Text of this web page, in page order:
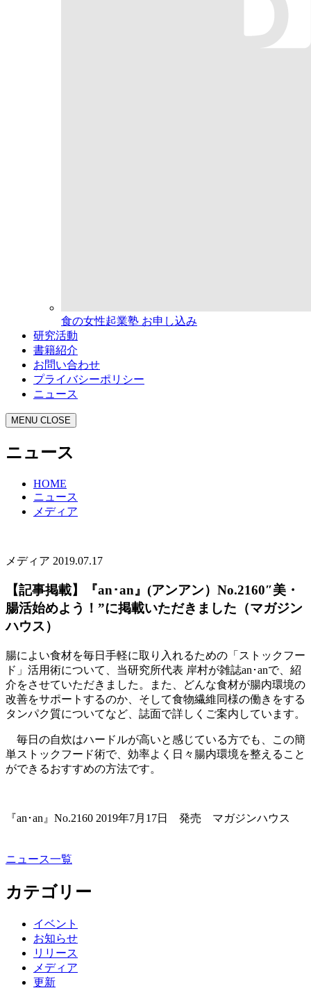
食の女性起業塾 お申し込み
研究活動
書籍紹介
お問い合わせ
プライバシーポリシー
ニュース
MENU CLOSE
ニュース
HOME
ニュース
メディア
メディア 2019.07.17
【記事掲載】『an･an』(アンアン）No.2160″美・
腸活始めよう！”に掲載いただきました（マガジン
ハウス）
腸によい食材を毎日手軽に取り入れるための「ストックフー
ド」活用術について、当研究所代表 岸村が雑誌an･anで、紹
介をさせていただきました。また、どんな食材が腸内環境の
改善をサポートするのか、そして食物繊維同様の働きをする
タンパク質についてなど、誌面で詳しくご案内しています。
毎日の自炊はハードルが高いと感じている方でも、この簡
単ストックフード術で、効率よく日々腸内環境を整えること
ができるおすすめの方法です。
『an･an』No.2160 2019年7月17日 発売 マガジンハウス
ニュース一覧
カテゴリー
イベント
お知らせ
リリース
メディア
更新